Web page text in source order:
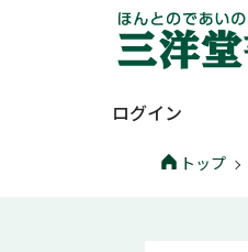
ログイン
トップ